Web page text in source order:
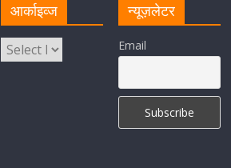
केंद्रीय रेल मंत्री ने मुख्यमंत्री के अनुरोध पर बनबसा रेलवे स्टेशन पर
अमृतसर–टनकपुर एक्सप्रेस के ठहराव को स्वीकृति
आर्काइव्ज न्यूज़लेटर
Email